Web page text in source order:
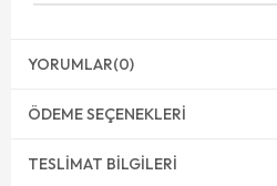
YORUMLAR(0)
ÖDEME SEÇENEKLERI
TESLIMAT BILGILERI